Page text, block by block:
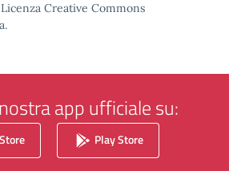
Creative Commons
app ufficiale su:
Play Store